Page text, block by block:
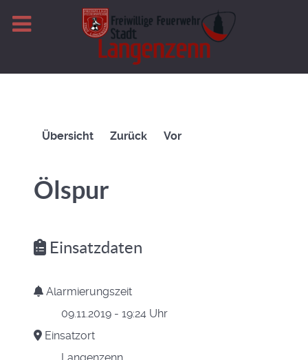
Übersicht Zurück Vor
Ölspur
Einsatzdaten
Alarmierungszeit
09.11.2019 - 19:24 Uhr
Einsatzort